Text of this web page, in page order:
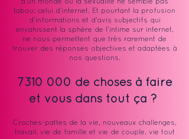
tabou: celui d’internet. Et pourtant la profusion
d’informations et d'avis subjectifs qui
envahissent la sphère de l’intime sur internet,
ne nous permettent que très rarement de
trouver des réponses objectives et adaptées à
nos questions.
7310 000 de choses à faire
et vous dans tout ça ?
Croches-pattes de la vie, nouveaux challenges,
travail, vie de famille et vie de couple, vie tout